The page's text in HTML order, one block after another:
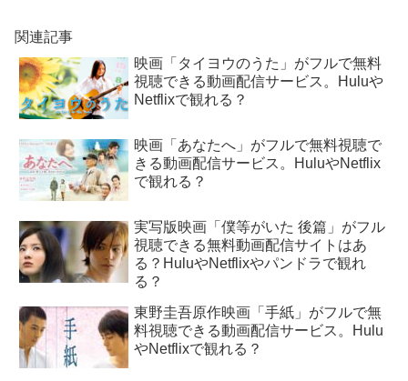
関連記事
映画「タイヨウのうた」がフルで無料
視聴できる動画配信サービス。Huluや
Netflixで観れる？
映画「あなたへ」がフルで無料視聴で
きる動画配信サービス。HuluやNetflix
で観れる？
実写版映画「僕等がいた 後篇」がフル
視聴できる無料動画配信サイトはあ
る？HuluやNetflixやパンドラで観れ
る？
東野圭吾原作映画「手紙」がフルで無
料視聴できる動画配信サービス。Hulu
やNetflixで観れる？